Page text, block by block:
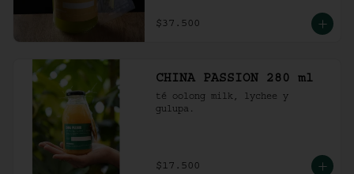
con hielo al gusto.
$37.500
CHINA PASSION 280 ml
té oolong milk, lychee y
gulupa.
$17.500